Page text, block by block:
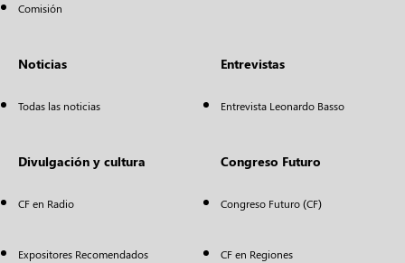
Comisión
Noticias
Todas las noticias
Entrevistas
Entrevista Leonardo Basso
Divulgación y cultura
CF en Radio
Expositores Recomendados
Congreso Futuro
Congreso Futuro (CF)
CF en Regiones